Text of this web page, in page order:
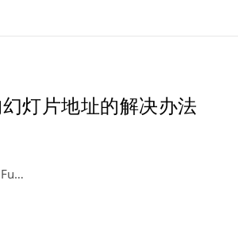
灯片地址的解决办法